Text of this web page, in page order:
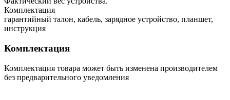
Комплектация
гарантийный талон, кабель, зарядное устройство, планшет,
инструкция
Комплектация
Комплектация товара может быть изменена производителем
без предварительного уведомления